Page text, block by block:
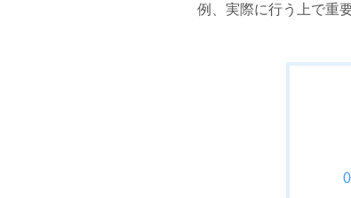
例、実際に行う上で重